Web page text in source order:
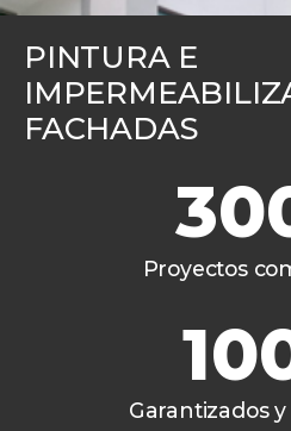
PINTURA E
FACHADAS
Proyectos
Garantizados